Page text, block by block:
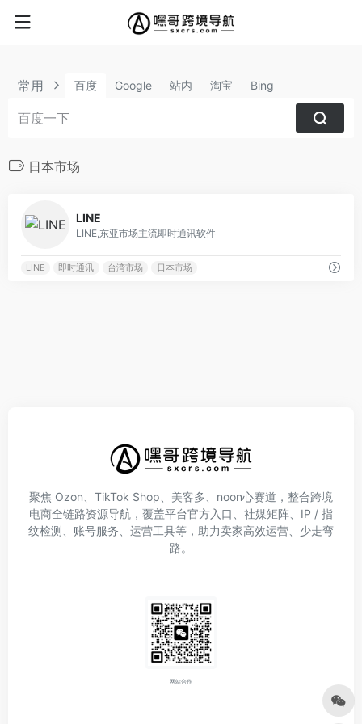
常用 百度 Google 站内 淘宝 Bing
日本市场
LINE
LINE,东亚市场主流即时通讯软件
LINE 即时通讯 台湾市场 日本市场
聚焦 Ozon、TikTok Shop、美客多、noon心赛道，整合跨境
电商全链路资源导航，覆盖平台官方入口、社媒矩阵、IP / 指
纹检测、账号服务、运营工具等，助力卖家高效运营、少走弯
路。
网站合作